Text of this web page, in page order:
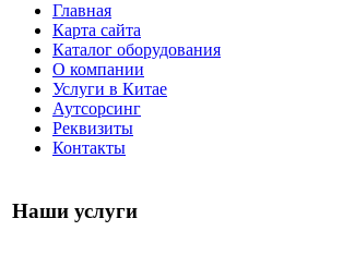
Главная
Карта сайта
Каталог оборудования
О компании
Услуги в Китае
Аутсорсинг
Реквизиты
Контакты
Наши услуги